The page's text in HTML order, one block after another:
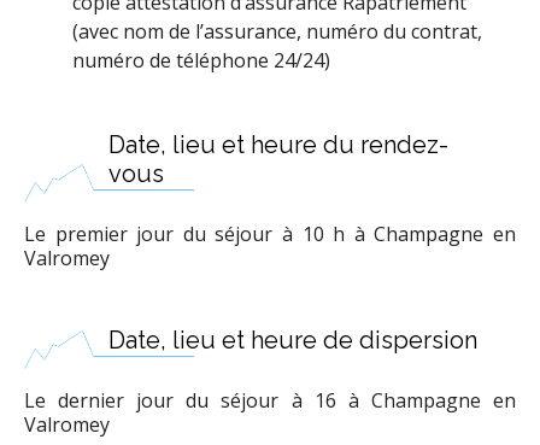
(avec nom de l’assurance, numéro du contrat,
numéro de téléphone 24/24)
Date, lieu et heure du rendez-
vous
Le premier jour du séjour à 10 h à Champagne en
Valromey
Date, lieu et heure de dispersion
Le dernier jour du séjour à 16 à Champagne en
Valromey